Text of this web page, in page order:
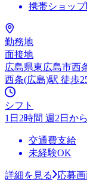
携帯ショップ
勤務地
面接地
広島県東広島市西
西条(広島)駅 徒歩
シフト
1日2時間 週2日か
交通費支給
未経験OK
詳細を見る 応募